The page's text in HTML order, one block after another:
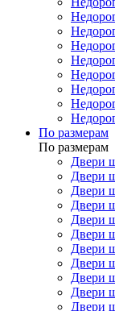
По размерам
По размерам
Двери
Двери
Двери
Двери
Двери
Двери
Двери
Двери
Двери
Двери
Двери